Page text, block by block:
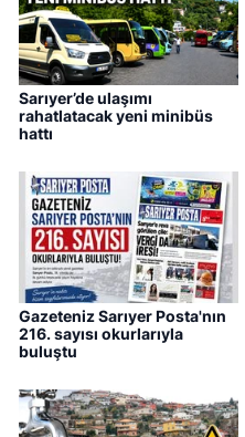
Sarıyer’de ulaşımı
rahatlatacak yeni minibüs
hattı
Gazeteniz Sarıyer Posta'nın
216. sayısı okurlarıyla
buluştu